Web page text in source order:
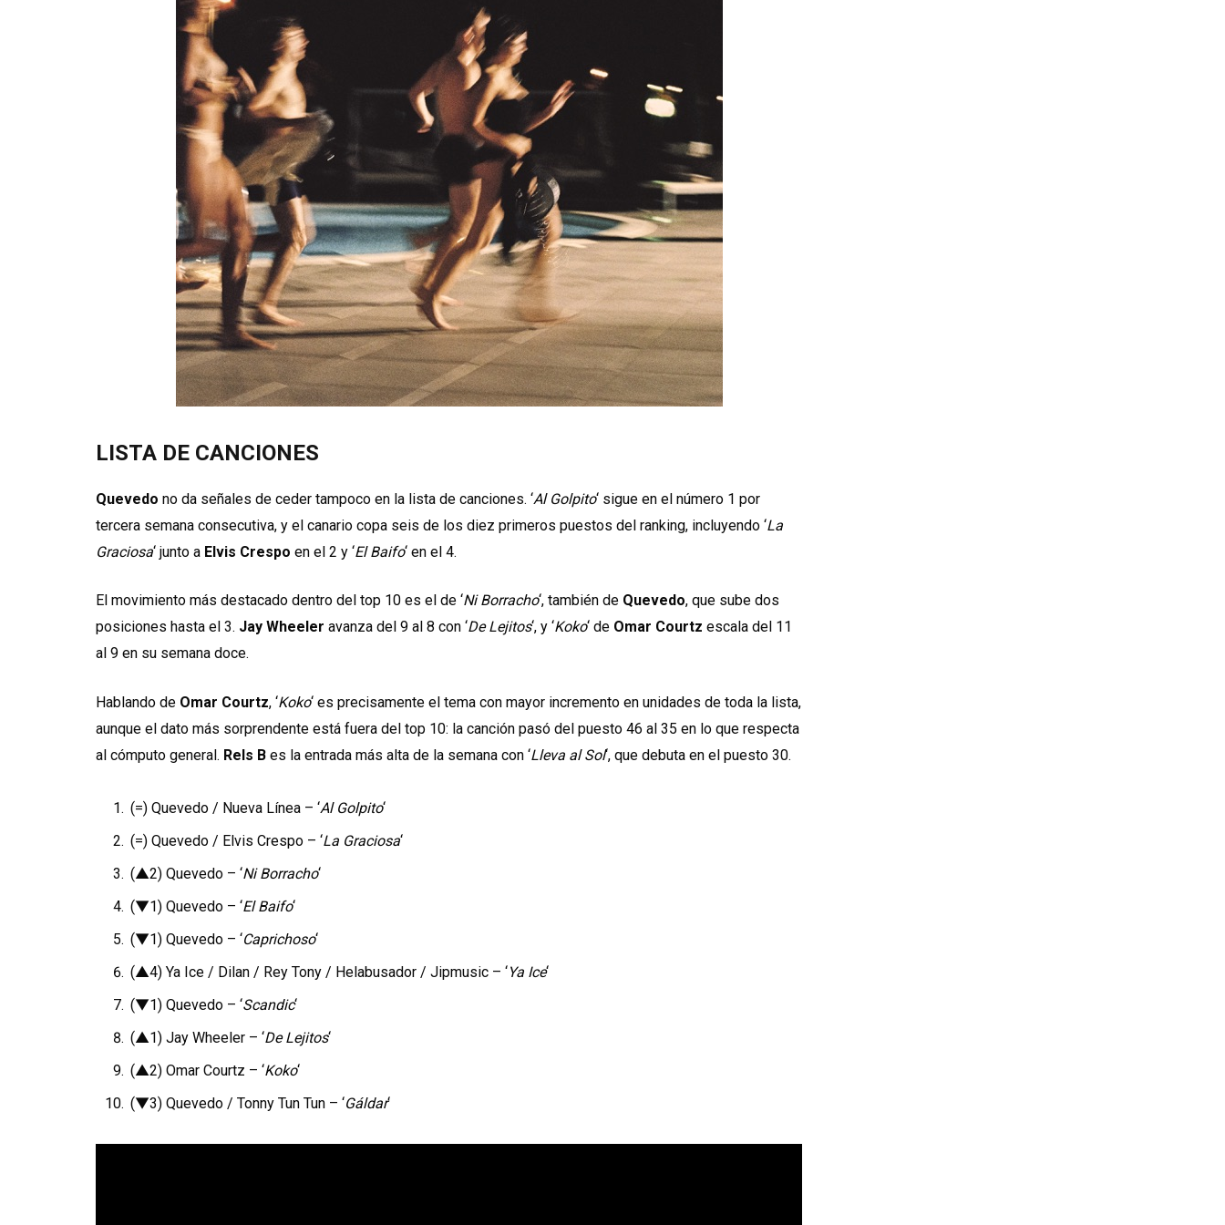
LISTA DE CANCIONES
Quevedo no da señales de ceder tampoco en la lista de canciones. ‘Al Golpito‘ sigue en el número 1 por
tercera semana consecutiva, y el canario copa seis de los diez primeros puestos del ranking, incluyendo ‘La
Graciosa‘ junto a Elvis Crespo en el 2 y ‘El Baifo‘ en el 4.
El movimiento más destacado dentro del top 10 es el de ‘Ni Borracho‘, también de Quevedo, que sube dos
posiciones hasta el 3. Jay Wheeler avanza del 9 al 8 con ‘De Lejitos‘, y ‘Koko‘ de Omar Courtz escala del 11
al 9 en su semana doce.
Hablando de Omar Courtz, ‘Koko‘ es precisamente el tema con mayor incremento en unidades de toda la lista,
aunque el dato más sorprendente está fuera del top 10: la canción pasó del puesto 46 al 35 en lo que respecta
al cómputo general. Rels B es la entrada más alta de la semana con ‘Lleva al Sol‘, que debuta en el puesto 30.
(=) Quevedo / Nueva Línea – ‘Al Golpito‘
(=) Quevedo / Elvis Crespo – ‘La Graciosa‘
(▲2) Quevedo – ‘Ni Borracho‘
(▼1) Quevedo – ‘El Baifo‘
(▼1) Quevedo – ‘Caprichoso‘
(▲4) Ya Ice / Dilan / Rey Tony / Helabusador / Jipmusic – ‘Ya Ice‘
(▼1) Quevedo – ‘Scandic‘
(▲1) Jay Wheeler – ‘De Lejitos‘
(▲2) Omar Courtz – ‘Koko‘
(▼3) Quevedo / Tonny Tun Tun – ‘Gáldar‘